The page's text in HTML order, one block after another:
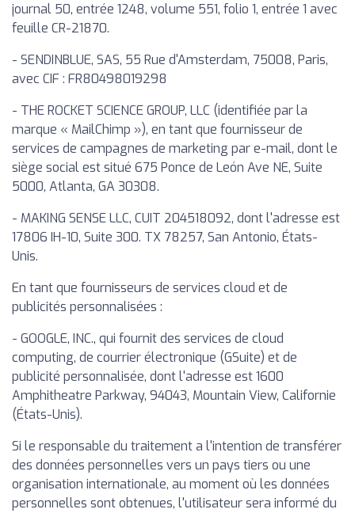
journal 50, entrée 1248, volume 551, folio 1, entrée 1 avec
feuille CR-21870.
- SENDINBLUE, SAS, 55 Rue d'Amsterdam, 75008, Paris,
avec CIF : FR80498019298
- THE ROCKET SCIENCE GROUP, LLC (identifiée par la
marque « MailChimp »), en tant que fournisseur de
services de campagnes de marketing par e-mail, dont le
siège social est situé 675 Ponce de León Ave NE, Suite
5000, Atlanta, GA 30308.
- MAKING SENSE LLC, CUIT 204518092, dont l'adresse est
17806 IH-10, Suite 300. TX 78257, San Antonio, États-
Unis.
En tant que fournisseurs de services cloud et de
publicités personnalisées :
- GOOGLE, INC., qui fournit des services de cloud
computing, de courrier électronique (GSuite) et de
publicité personnalisée, dont l'adresse est 1600
Amphitheatre Parkway, 94043, Mountain View, Californie
(États-Unis).
Si le responsable du traitement a l'intention de transférer
des données personnelles vers un pays tiers ou une
organisation internationale, au moment où les données
personnelles sont obtenues, l'utilisateur sera informé du